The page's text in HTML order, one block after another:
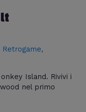
Retrogame,
Island. Rivivi i
nel primo